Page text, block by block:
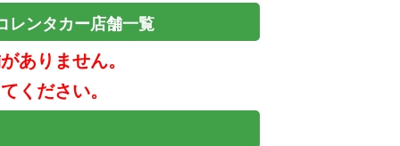
レンタカー店舗一覧
ありません。
ください。